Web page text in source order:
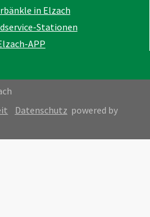
in Elzach
Stationen
APP
Datenschutz powered by